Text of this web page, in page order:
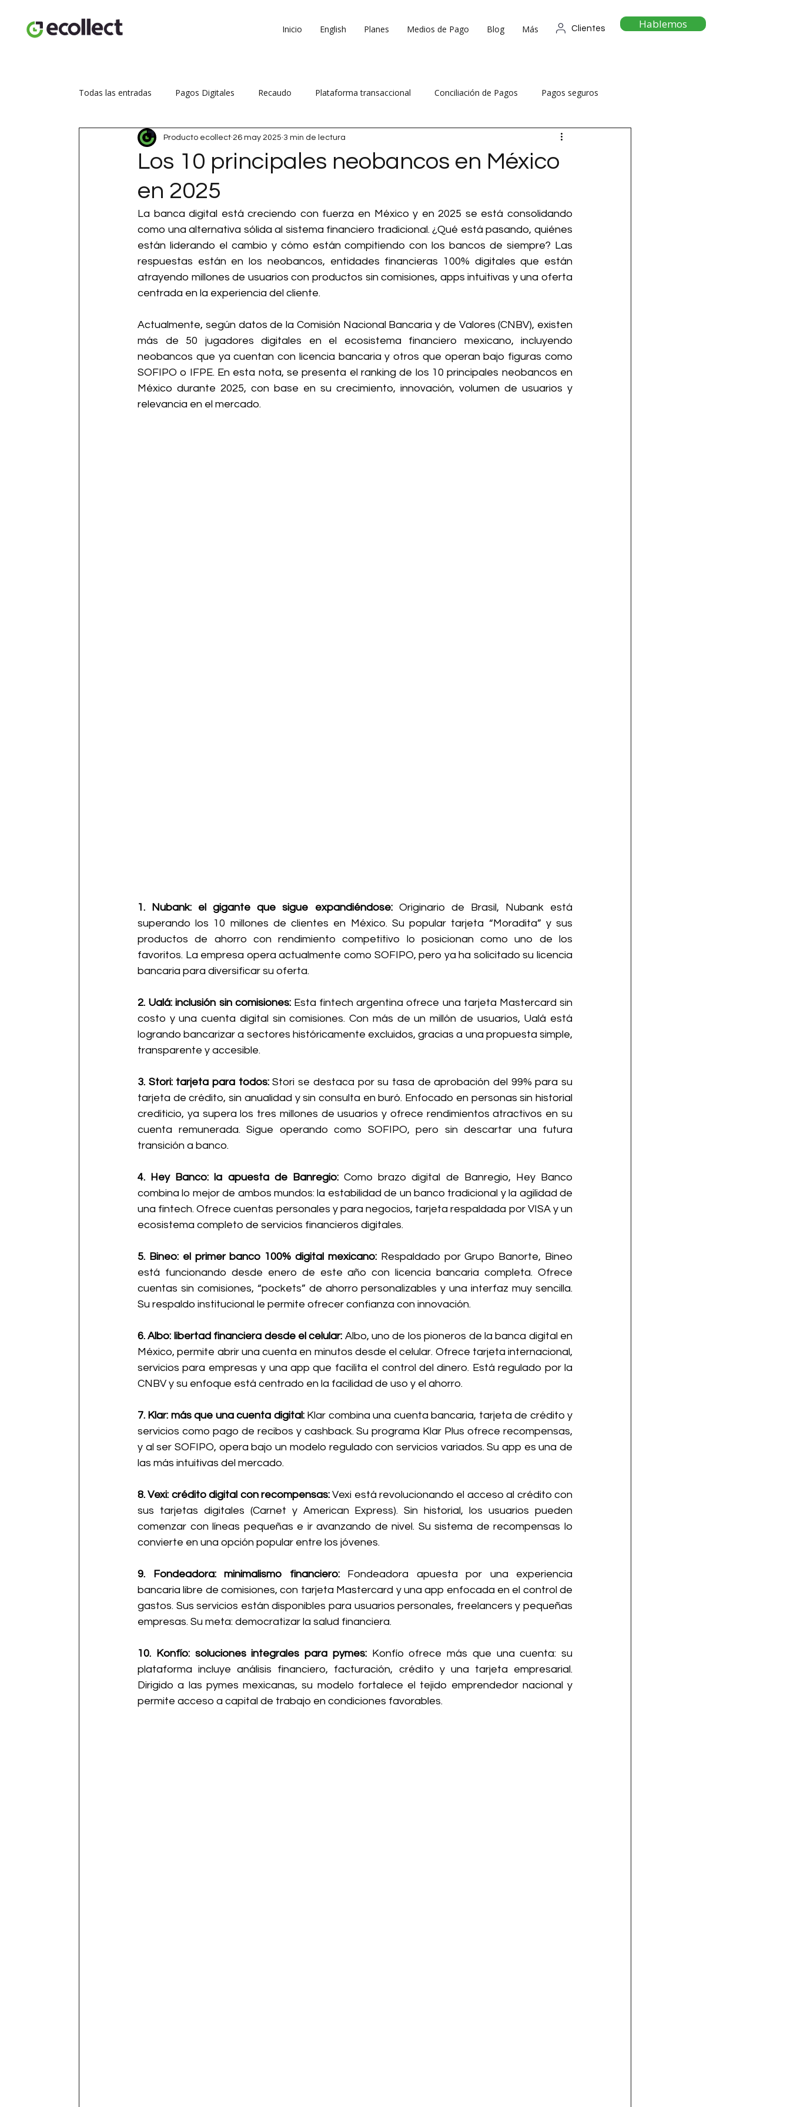
Inicio English Planes Medios de Pago Blog Más Clientes Hablemos
Todas las entradas Pagos Digitales Recaudo Plataforma transaccional Conciliación de Pagos Pagos seguros
Seguridad transaccional Aumenta tus ventas Reduce costos operativos
Los 10 principales neobancos en México
en 2025
Producto ecollect 26 may 2025 3 min de lectura
La banca digital está creciendo con fuerza en México y en 2025 se está consolidando
como una alternativa sólida al sistema financiero tradicional. ¿Qué está pasando, quiénes
están liderando el cambio y cómo están compitiendo con los bancos de siempre? Las
respuestas están en los neobancos, entidades financieras 100% digitales que están
atrayendo millones de usuarios con productos sin comisiones, apps intuitivas y una oferta
centrada en la experiencia del cliente.
Actualmente, según datos de la Comisión Nacional Bancaria y de Valores (CNBV), existen
más de 50 jugadores digitales en el ecosistema financiero mexicano, incluyendo
neobancos que ya cuentan con licencia bancaria y otros que operan bajo figuras como
SOFIPO o IFPE. En esta nota, se presenta el ranking de los 10 principales neobancos en
México durante 2025, con base en su crecimiento, innovación, volumen de usuarios y
relevancia en el mercado.
1. Nubank: el gigante que sigue expandiéndose: Originario de Brasil, Nubank está
superando los 10 millones de clientes en México. Su popular tarjeta “Moradita” y sus
productos de ahorro con rendimiento competitivo lo posicionan como uno de los
favoritos. La empresa opera actualmente como SOFIPO, pero ya ha solicitado su licencia
bancaria para diversificar su oferta.
2. Ualá: inclusión sin comisiones: Esta fintech argentina ofrece una tarjeta Mastercard sin
costo y una cuenta digital sin comisiones. Con más de un millón de usuarios, Ualá está
logrando bancarizar a sectores históricamente excluidos, gracias a una propuesta simple,
transparente y accesible.
3. Stori: tarjeta para todos: Stori se destaca por su tasa de aprobación del 99% para su
tarjeta de crédito, sin anualidad y sin consulta en buró. Enfocado en personas sin historial
crediticio, ya supera los tres millones de usuarios y ofrece rendimientos atractivos en su
cuenta remunerada. Sigue operando como SOFIPO, pero sin descartar una futura
transición a banco.
4. Hey Banco: la apuesta de Banregio: Como brazo digital de Banregio, Hey Banco
combina lo mejor de ambos mundos: la estabilidad de un banco tradicional y la agilidad de
una fintech. Ofrece cuentas personales y para negocios, tarjeta respaldada por VISA y un
ecosistema completo de servicios financieros digitales.
5. Bineo: el primer banco 100% digital mexicano: Respaldado por Grupo Banorte, Bineo
está funcionando desde enero de este año con licencia bancaria completa. Ofrece
cuentas sin comisiones, “pockets” de ahorro personalizables y una interfaz muy sencilla.
Su respaldo institucional le permite ofrecer confianza con innovación.
6. Albo: libertad financiera desde el celular: Albo, uno de los pioneros de la banca digital en
México, permite abrir una cuenta en minutos desde el celular. Ofrece tarjeta internacional,
servicios para empresas y una app que facilita el control del dinero. Está regulado por la
CNBV y su enfoque está centrado en la facilidad de uso y el ahorro.
7. Klar: más que una cuenta digital: Klar combina una cuenta bancaria, tarjeta de crédito y
servicios como pago de recibos y cashback. Su programa Klar Plus ofrece recompensas,
y al ser SOFIPO, opera bajo un modelo regulado con servicios variados. Su app es una de
las más intuitivas del mercado.
8. Vexi: crédito digital con recompensas: Vexi está revolucionando el acceso al crédito con
sus tarjetas digitales (Carnet y American Express). Sin historial, los usuarios pueden
comenzar con líneas pequeñas e ir avanzando de nivel. Su sistema de recompensas lo
convierte en una opción popular entre los jóvenes.
9. Fondeadora: minimalismo financiero: Fondeadora apuesta por una experiencia
bancaria libre de comisiones, con tarjeta Mastercard y una app enfocada en el control de
gastos. Sus servicios están disponibles para usuarios personales, freelancers y pequeñas
empresas. Su meta: democratizar la salud financiera.
10. Konfío: soluciones integrales para pymes: Konfío ofrece más que una cuenta: su
plataforma incluye análisis financiero, facturación, crédito y una tarjeta empresarial.
Dirigido a las pymes mexicanas, su modelo fortalece el tejido emprendedor nacional y
permite acceso a capital de trabajo en condiciones favorables.